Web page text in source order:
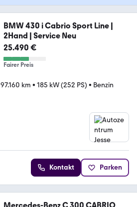
BMW 430 i Cabrio Sport Line |
2Hand | Service Neu
25.490 €
Fairer Preis
97.160 km • 185 kW (252 PS) • Benzin
Kontakt Parken
Mercedes-Benz C 300 CABRIO